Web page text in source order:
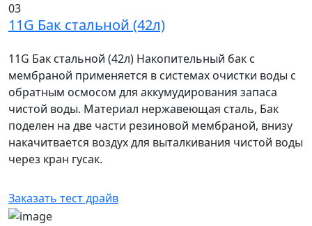
03
11G Бак стальной (42л)
11G Бак стальной (42л) Накопительный бак с
мембраной применяется в системах очистки воды с
обратным осмосом для аккумудирования запаса
чистой воды. Материал нержавеющая сталь, Бак
поделен на две части резиновой мембраной, внизу
накачитвается воздух для выталкивания чистой воды
через кран гусак.
Заказать тест драйв